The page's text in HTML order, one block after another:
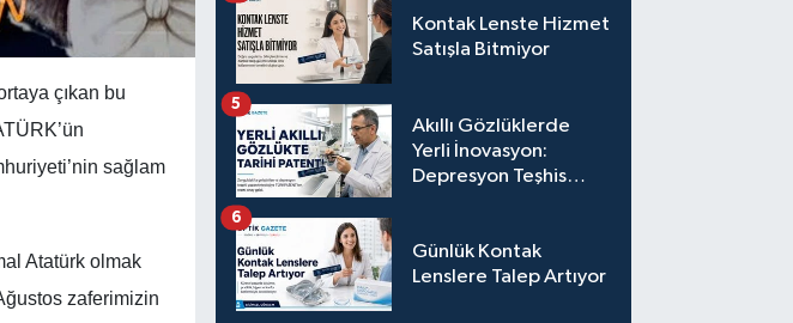
çıkan bu
sağlam
Atatürk olmak
zaferimizin
Kontak Lenste Hizmet
Satışla Bitmiyor
Akıllı Gözlüklerde
Yerli İnovasyon:
Depresyon Teşhis
5
Günlük Kontak
Lenslere Talep Artıyor
6